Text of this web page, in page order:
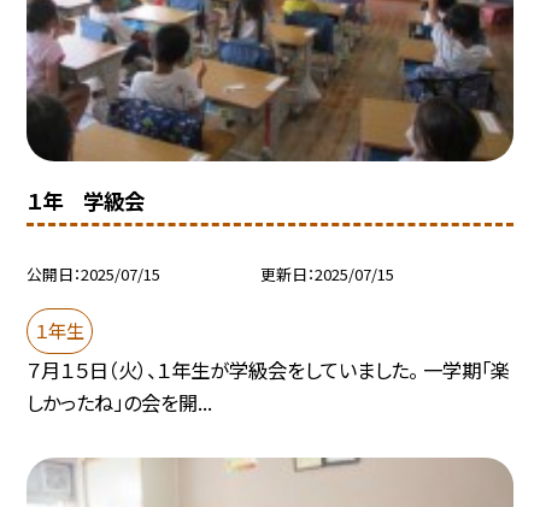
１年 学級会
公開日 2025/07/15 更新日 2025/07/15
１年生
７月１５日（火）、１年生が学級会をしていました。 一学期「楽
しかったね」の会を開...